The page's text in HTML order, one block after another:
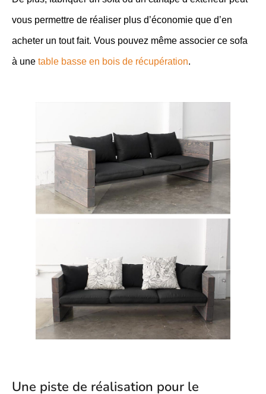
vous permettre de réaliser plus d’économie que d’en
acheter un tout fait. Vous pouvez même associer ce sofa
à une table basse en bois de récupération.
Une piste de réalisation pour le